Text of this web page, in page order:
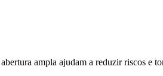
ampla ajudam a reduzir riscos e